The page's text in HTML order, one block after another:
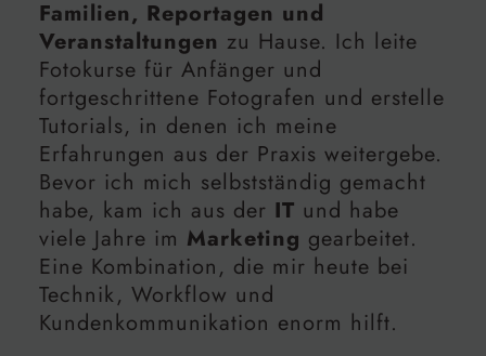
Familien, Reportagen und
Veranstaltungen zu Hause. Ich leite
Fotokurse für Anfänger und
fortgeschrittene Fotografen und erstelle
Tutorials, in denen ich meine
Erfahrungen aus der Praxis weitergebe.
Bevor ich mich selbstständig gemacht
habe, kam ich aus der IT und habe
viele Jahre im Marketing gearbeitet.
Eine Kombination, die mir heute bei
Technik, Workflow und
Kundenkommunikation enorm hilft.